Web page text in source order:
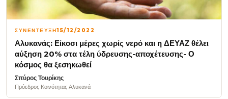
ΣΥΝΕΝΤΕΥΞΗ15/12/2022
Αλυκανάς: Είκοσι μέρες χωρίς νερό και η ΔΕΥΑΖ θέλει
αύξηση 20% στα τέλη ύδρευσης-αποχέτευσης- Ο
κόσμος θα ξεσηκωθεί
Σπύρος Τουρίκης
Πρόεδρος Κοινότητας Αλυκανά